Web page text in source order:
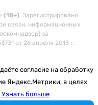
(18+). Зарегистрировано
связи, информационных
за
от 26 апреля 2013 г.
согласие на обработку
Яндекс.Метрики, в целях
Узнать больше